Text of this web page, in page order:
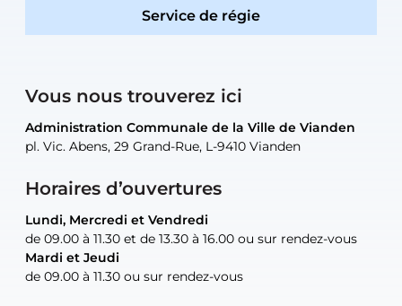
Service de régie
Vous nous trouverez ici
Administration Communale de la Ville de Vianden
pl. Vic. Abens, 29 Grand-Rue, L-9410 Vianden
Horaires d’ouvertures
Lundi, Mercredi et Vendredi
de 09.00 à 11.30 et de 13.30 à 16.00 ou sur rendez-vous
Mardi et Jeudi
de 09.00 à 11.30 ou sur rendez-vous
Administration Communale de la Ville de Vianden
pl. Vic. Abens, 29 Grand-Rue, L-9410 Vianden
Lundi, Mercredi et Vendredi
de 09.00 à 11.30 et de 13.30 à 16.00 ou sur rendez-vous
Mardi et Jeudi
de 09.00 à 11.30 ou sur rendez-vous
Administration Communale de la Ville de Vianden
pl. Vic. Abens, 29 Grand-Rue, L-9410 Vianden
uniquement sur rendez-vous
Administration Communale de la Ville de Vianden
pl. Vic. Abens, 29 Grand-Rue, L-9410 Vianden
uniquement sur rendez-vous
Atelier Communal de la Ville de Vianden
30, rue Neugarten, L-9422 Vianden
uniquement sur rendez-vous